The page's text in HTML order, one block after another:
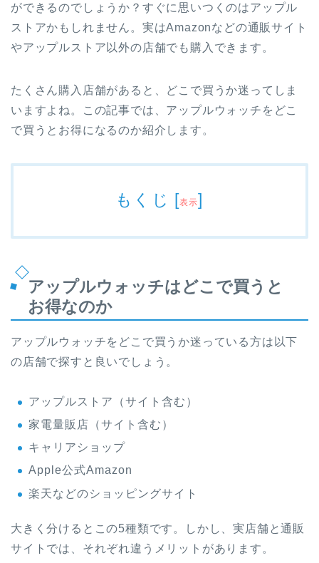
ができるのでしょうか？すぐに思いつくのはアップル
ストアかもしれません。実はAmazonなどの通販サイト
やアップルストア以外の店舗でも購入できます。
たくさん購入店舗があると、どこで買うか迷ってしま
いますよね。この記事では、アップルウォッチをどこ
で買うとお得になるのか紹介します。
もくじ [表示]
アップルウォッチはどこで買うと
お得なのか
アップルウォッチをどこで買うか迷っている方は以下
の店舗で探すと良いでしょう。
アップルストア（サイト含む）
家電量販店（サイト含む）
キャリアショップ
Apple公式Amazon
楽天などのショッピングサイト
大きく分けるとこの5種類です。しかし、実店舗と通販
サイトでは、それぞれ違うメリットがあります。